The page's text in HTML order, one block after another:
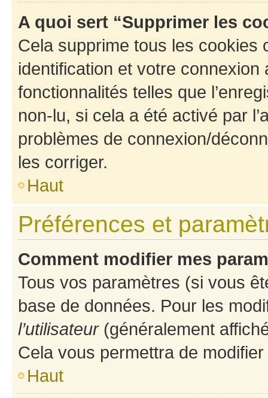
A quoi sert “Supprimer les
Cela supprime tous les cookies
identification et votre
fonctionnalités telles que
non-lu, si cela a été activé par
problèmes de connexion/
les corriger.
Haut
Préférences et
Comment modifier mes
Tous vos paramètres (si vous
base de données. Pour les
l’utilisateur(généralement
Cela vous permettra de
Haut